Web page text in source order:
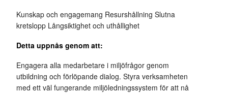
Kunskap och engagemang Resurshållning Slutna
kretslopp Långsiktighet och uthållighet
Detta uppnås genom att:
Engagera alla medarbetare i miljöfrågor genom
utbildning och förlöpande dialog. Styra verksamheten
med ett väl fungerande miljöledningssystem för att nå